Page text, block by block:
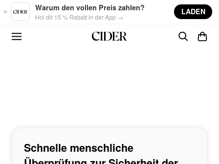
Skip to main content
Warum den vollen Preis zahlen?
Hol dir 15 % Rabatt in der App →
LADEN
Schnelle menschliche